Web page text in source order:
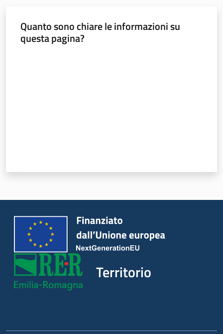
Quanto sono chiare le informazioni su
questa pagina?
Territorio